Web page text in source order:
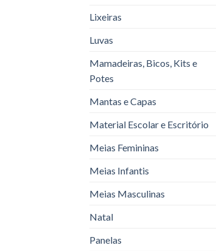
Lixeiras
Luvas
Mamadeiras, Bicos, Kits e
Potes
Mantas e Capas
Material Escolar e Escritório
Meias Femininas
Meias Infantis
Meias Masculinas
Natal
Panelas